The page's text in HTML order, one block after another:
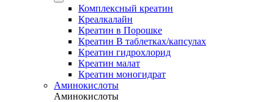
Комплексный креатин
Креалкалайн
Креатин в Порошке
Креатин В таблетках/капсулах
Креатин гидрохлорид
Креатин малат
Креатин моногидрат
Аминокислоты
Аминокислоты